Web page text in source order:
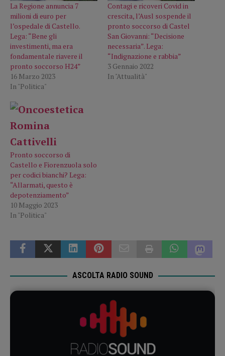
La Regione annuncia 7
milioni di euro per
l’ospedale di Castello.
Lega: “Bene gli
investimenti, ma era
fondamentale riavere il
pronto soccorso H24”
16 Marzo 2023
In "Politica"
Contagi e ricoveri Covid in
crescita, l’Ausl sospende il
pronto soccorso di Castel
San Giovanni: “Decisione
necessaria”. Lega:
“Indignazione e rabbia”
3 Gennaio 2022
In "Attualità"
Pronto soccorso di
Castello e Fiorenzuola solo
per codici bianchi? Lega:
“Allarmati, questo è
depotenziamento”
10 Maggio 2023
In "Politica"
ASCOLTA RADIO SOUND